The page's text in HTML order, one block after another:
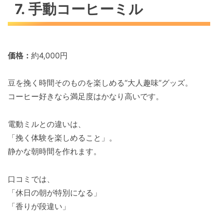
7. 手動コーヒーミル
価格： 約4,000円
豆を挽く時間そのものを楽しめる“大人趣味”グッズ。
コーヒー好きなら満足度はかなり高いです。
電動ミルとの違いは、
「挽く体験を楽しめること」。
静かな朝時間を作れます。
口コミでは、
「休日の朝が特別になる」
「香りが段違い」